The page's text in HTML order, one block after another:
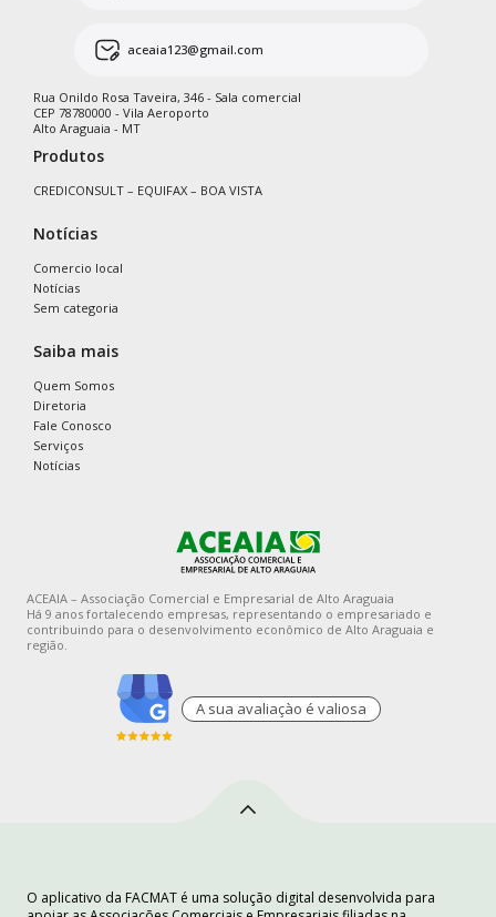
aceaia123@gmail.com
Rua Onildo Rosa Taveira, 346 - Sala comercial
CEP 78780000 - Vila Aeroporto
Alto Araguaia - MT
Produtos
CREDICONSULT – EQUIFAX – BOA VISTA
Notícias
Comercio local
Notícias
Sem categoria
Saiba mais
Quem Somos
Diretoria
Fale Conosco
Serviços
Notícias
ACEAIA – Associação Comercial e Empresarial de Alto Araguaia
Há 9 anos fortalecendo empresas, representando o empresariado e
contribuindo para o desenvolvimento econômico de Alto Araguaia e
região.
A sua avaliaçào é valiosa
O aplicativo da FACMAT é uma solução digital desenvolvida para